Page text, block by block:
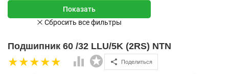
Подшипник 60 /32 LLU/5K (2RS) NTN
Поделиться